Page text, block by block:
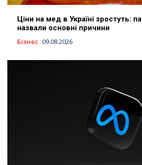
Ціни на мед в Україні зростуть:
назвали основні причини
Бізнес 09.08.2026